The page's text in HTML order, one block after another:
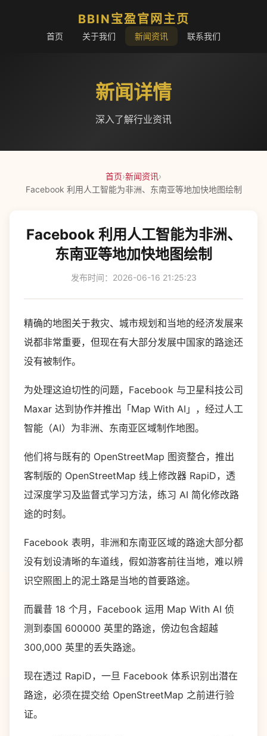
BBIN宝盈官网主页
首页 关于我们 新闻资讯 联系我们
新闻详情
深入了解行业资讯
首页›新闻资讯›
Facebook 利用人工智能为非洲、东南亚等地加快地图绘制
Facebook 利用人工智能为非洲、
东南亚等地加快地图绘制
发布时间：2026-06-16 21:25:23
精确的地图关于救灾、城市规划和当地的经济发展来
说都非常重要，但现在有大部分发展中国家的路途还
没有被制作。
为处理这迫切性的问题，Facebook 与卫星科技公司
Maxar 达到协作并推出「Map With AI」，经过人工
智能（AI）为非洲、东南亚区域制作地图。
他们将与既有的 OpenStreetMap 图资整合，推出
客制版的 OpenStreetMap 线上修改器 RapiD，透
过深度学习及监督式学习方法，练习 AI 简化修改路
途的时刻。
Facebook 表明，非洲和东南亚区域的路途大部分都
没有划设清晰的车道线，假如游客前往当地，难以辨
识空照图上的泥土路是当地的首要路途。
而曩昔 18 个月，Facebook 运用 Map With AI 侦
测到泰国 600000 英里的路途，傍边包含超越
300,000 英里的丢失路途。
现在透过 RapiD，一旦 Facebook 体系识别出潜在
路途，必须在提交给 OpenStreetMap 之前进行验
证。